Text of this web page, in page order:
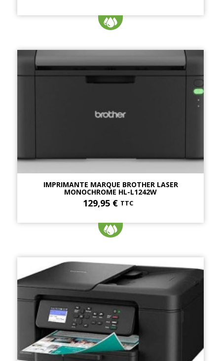
IMPRIMANTE MARQUE BROTHER LASER
MONOCHROME HL-L1242W
129,95 € TTC